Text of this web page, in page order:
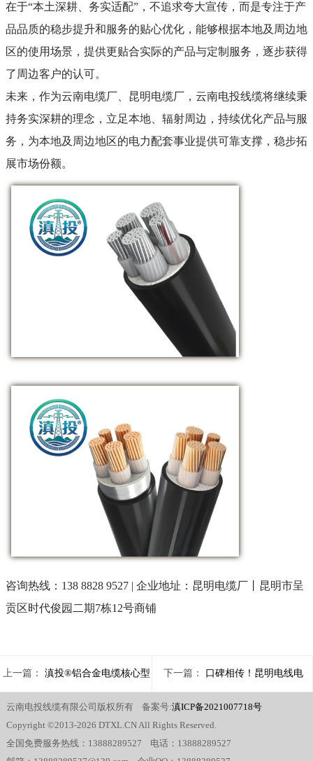
在于“本土深耕、务实适配” ，不追求夸大宣传，而是专注于产
品品质的稳步提升和服务的贴心优化，能够根据本地及周边地
区的使用场景，提供更贴合实际的产品与定制服务，逐步获得
了周边客户的认可。
未来，作为云南电缆厂、昆明电缆厂，云南电投线缆将继续秉
持务实深耕的理念，立足本地、辐射周边，持续优化产品与服
务，为本地及周边地区的电力配套事业提供可靠支撑，稳步拓
展市场份额。
咨询热线：138 8828 9527 | 企业地址： 昆明电缆厂丨昆明市呈
贡区时代俊园二期7栋12号商铺
上一篇：滇投®铝合金电缆核心型
号及适用场景
下一篇： 口碑相传！昆明电线电
缆厂滇投® 以品质服务赢得本地认
可
云南电投线缆有限公司版权所有 备案号:滇ICP备2021007718号
Copyright ©2013-2026 DTXL.CN All Rights Reserved.
全国免费服务热线：13888289527 电话：13888289527